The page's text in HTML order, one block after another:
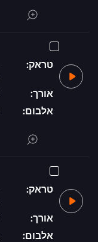
טראק:
אורך:
אלבום:
טראק:
אורך:
אלבום: